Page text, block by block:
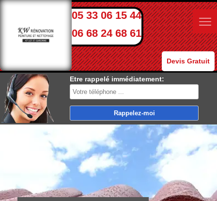
05 33 06 15 44
06 68 24 68 61
Devis Gratuit
Etre rappelé immédiatement: